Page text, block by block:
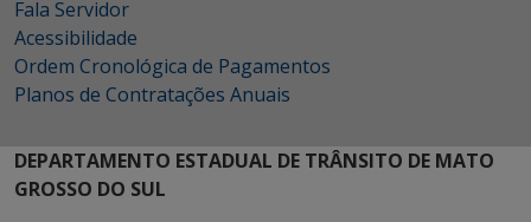
Fala Servidor
Acessibilidade
Ordem Cronológica de Pagamentos
Planos de Contratações Anuais
DEPARTAMENTO ESTADUAL DE TRÂNSITO DE MATO
GROSSO DO SUL